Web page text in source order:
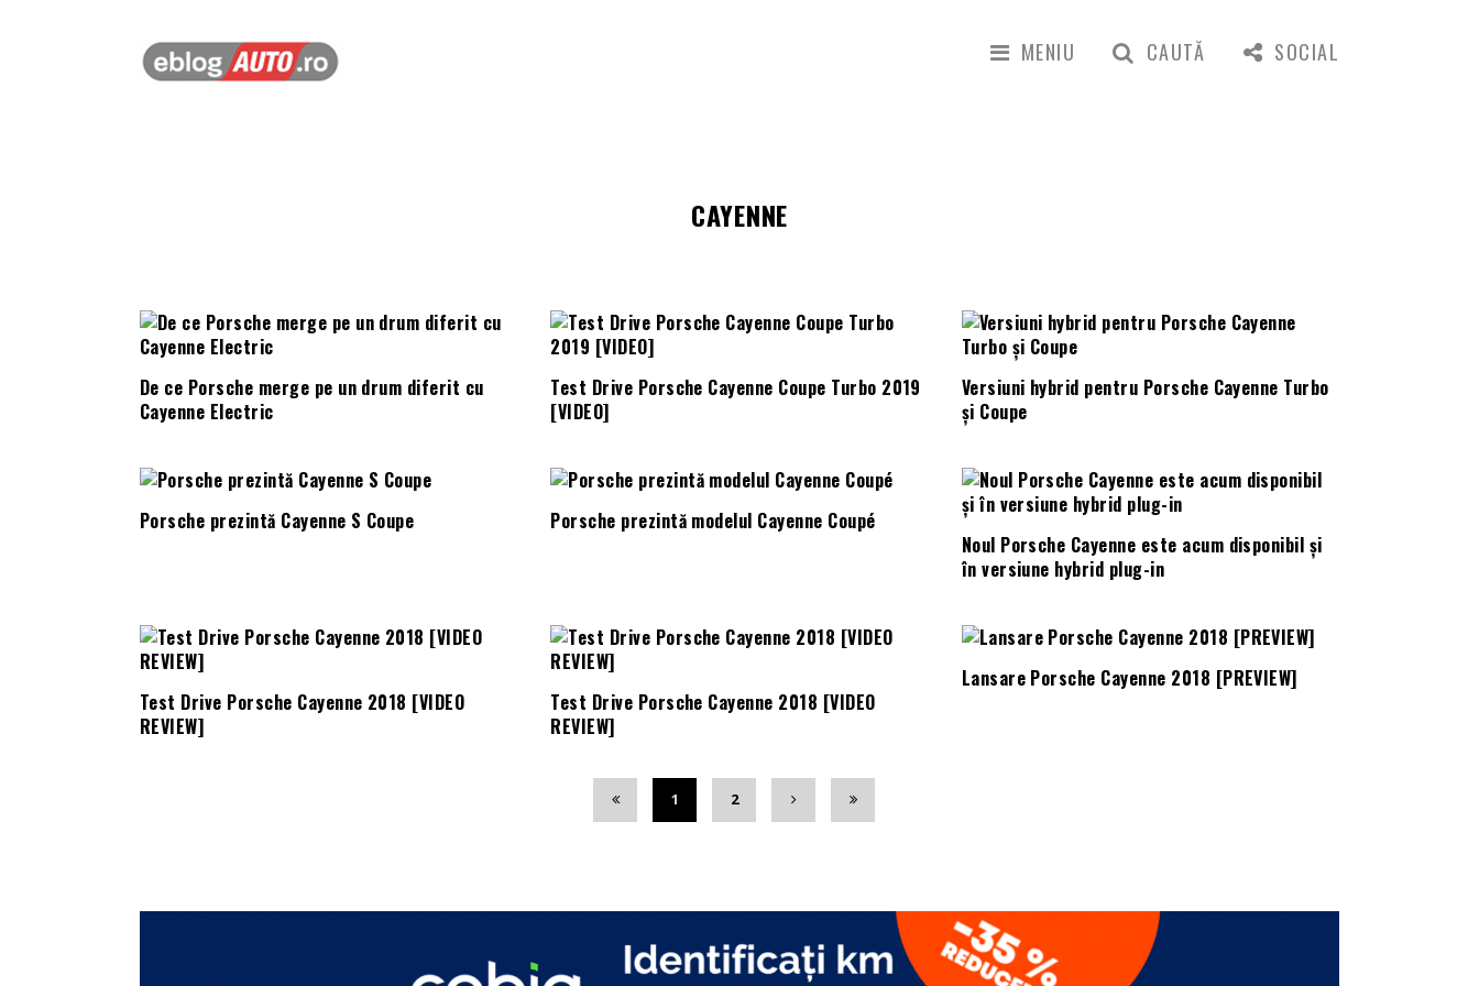
MENIU CAUTĂ SOCIAL
CAYENNE
De ce Porsche merge pe un drum diferit cu
Cayenne Electric
Test Drive Porsche Cayenne Coupe Turbo 2019
[VIDEO]
Versiuni hybrid pentru Porsche Cayenne Turbo
și Coupe
Porsche prezintă Cayenne S Coupe
Porsche prezintă modelul Cayenne Coupé
Noul Porsche Cayenne este acum disponibil și
în versiune hybrid plug-in
Test Drive Porsche Cayenne 2018 [VIDEO
REVIEW]
Test Drive Porsche Cayenne 2018 [VIDEO
REVIEW]
Lansare Porsche Cayenne 2018 [PREVIEW]
1 2